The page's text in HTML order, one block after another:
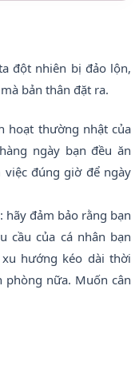
đột nhiên bị đảo lộn,
bản thân đặt ra.
hoạt thường nhật của
ngày bạn đều ăn
đúng giờ để ngày
hãy đảm bảo rằng bạn
cầu của cá nhân bạn
hướng kéo dài thời
phòng nữa. Muốn cân